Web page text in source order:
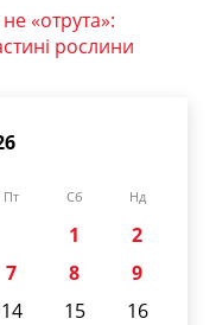
«отрута»:
рослини
Пт Сб Нд
1
2
7 8
9
14 15
16